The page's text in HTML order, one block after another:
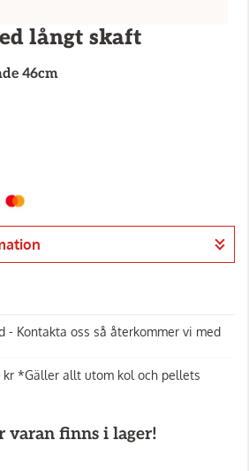
långt skaft
46cm
- Kontakta oss så återkommer vi med
kr *Gäller allt utom kol och pellets
varan finns i lager!